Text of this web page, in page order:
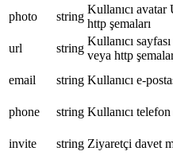
photo
string
Kullanıcı
http şemaları
url
string
Kullanıcı
veya http
email
string Kullanıcı e-
phone
string Kullanıcı telefon
invite
string Ziyaretçi davet